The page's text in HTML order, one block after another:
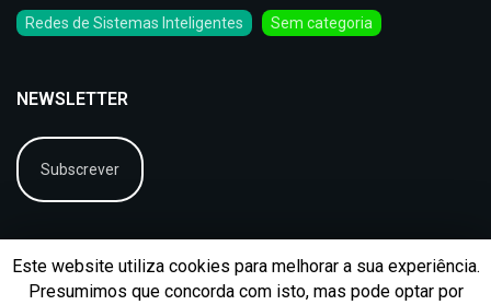
Redes de Sistemas Inteligentes Sem categoria
NEWSLETTER
Subscrever
Este website utiliza cookies para melhorar a sua experiência.
Presumimos que concorda com isto, mas pode optar por